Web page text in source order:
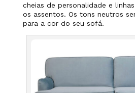
cheias de personalidade e
os assentos. Os tons neutros
para a cor do seu sofá.